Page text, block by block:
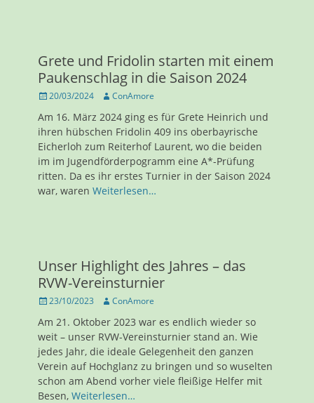
Grete und Fridolin starten mit einem
Paukenschlag in die Saison 2024
Veröffentlicht
20/03/2024 AutorConAmore
Am 16. März 2024 ging es für Grete Heinrich und
ihren hübschen Fridolin 409 ins oberbayrische
Eicherloh zum Reiterhof Laurent, wo die beiden
im im Jugendförderpogramm eine A*-Prüfung
ritten. Da es ihr erstes Turnier in der Saison 2024
war, waren Weiterlesen…
Unser Highlight des Jahres – das
RVW-Vereinsturnier
Veröffentlicht
23/10/2023 AutorConAmore
Am 21. Oktober 2023 war es endlich wieder so
weit – unser RVW-Vereinsturnier stand an. Wie
jedes Jahr, die ideale Gelegenheit den ganzen
Verein auf Hochglanz zu bringen und so wuselten
schon am Abend vorher viele fleißige Helfer mit
Besen, Weiterlesen…